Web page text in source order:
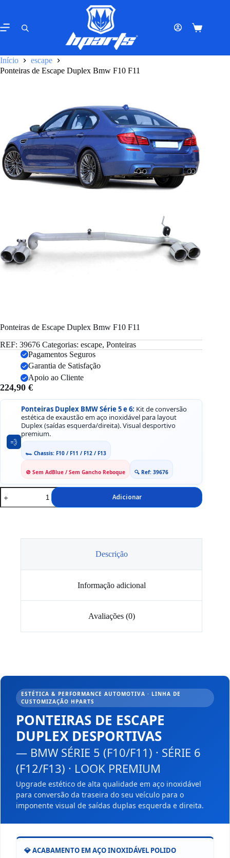
o
conteúdo
Carrinho
Início
escape
Ponteiras de Escape Duplex Bmw F10 F11
Ponteiras de Escape Duplex Bmw F10 F11
REF: 39676 Categorias: escape, Ponteiras
Pagamentos Seguros
Garantia de Satisfação
Apoio ao Cliente
224,90 €
💨
Ponteiras Duplex BMW Série 5 e 6: Kit de conversão
estética de exaustão em aço inoxidável para layout
Duplex (saídas esquerda/direita). Visual desportivo
premium.
🏎️ Chassis: F10 / F11 / F12 / F13
🚫 Sem AdBlue / Sem Gancho Reboque 🔍 Ref: 39676
Quantidade
de
Ponteiras
Adicionar
Descrição
Informação adicional
Avaliações (0)
ESTÉTICA & PERFORMANCE AUTOMOTIVA · LINHA DE
CUSTOMIZAÇÃO HPARTS
PONTEIRAS DE ESCAPE
DUPLEX DESPORTIVAS
— BMW SÉRIE 5 (F10/F11) · SÉRIE 6
(F12/F13) · LOOK PREMIUM
Upgrade estético de alta qualidade em aço inoxidável
para conversão da traseira do seu veículo para o
imponente visual de saídas duplas esquerda e direita.
💎 ACABAMENTO EM AÇO INOXIDÁVEL POLIDO